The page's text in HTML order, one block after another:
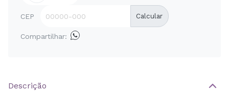
CEP Calcular
Compartilhar:
Descrição